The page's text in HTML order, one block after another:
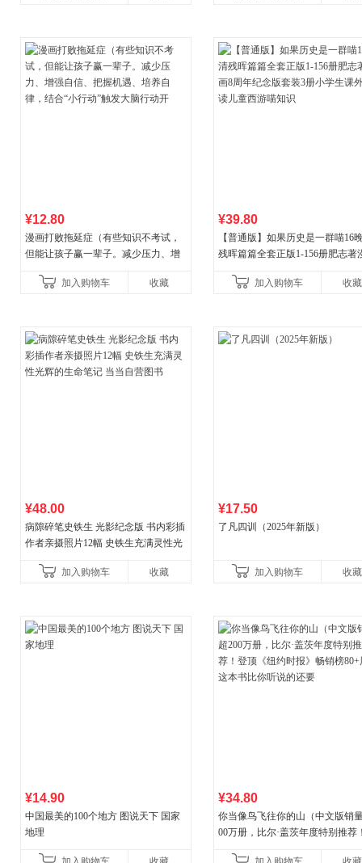
¥12.80
漫画打败拖延症（有些知识不考试，
但能让孩子赢一辈子。减少压力、增
合“小行动”触发大脑行动开
加入购物车 收藏
¥39.80
【普通版】如果历史是一群喵16
残晖篇篇全套正版1-156册肥志著
儿童西游喵知识
加入购物车 收藏
¥48.00
病隙碎笔史铁生 光影纪念版 书内彩插
作者亲摄照片12幅 史铁生充满灵性光
加入购物车
收藏
¥17.50
了凡四训（2025年新版）
加入购物车 收藏
¥14.90
中国最美的100个地方 图说天下 国家
地理
¥34.80
你当像鸟飞往你的山（中文版销
00万册，比尔·盖茨年度特别推荐